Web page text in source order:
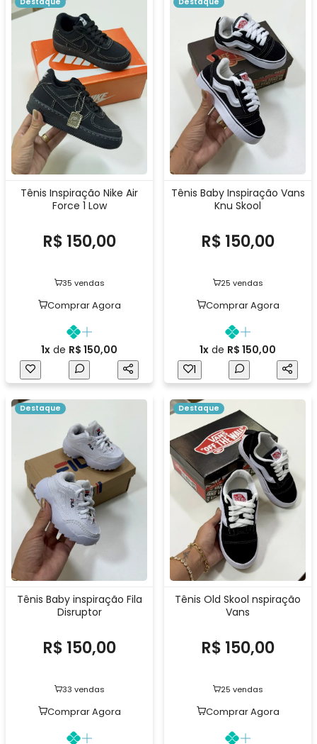
Tênis Inspiração Nike Air
Force 1 Low
R$ 150,00
35 vendas
Comprar Agora
1x de R$ 150,00
Tênis Baby Inspiração Vans
Knu Skool
R$ 150,00
25 vendas
Comprar Agora
1x de R$ 150,00
1
Destaque
Tênis Baby inspiração Fila
Disruptor
R$ 150,00
33 vendas
Comprar Agora
Destaque
Tênis Old Skool nspiração
Vans
R$ 150,00
25 vendas
Comprar Agora